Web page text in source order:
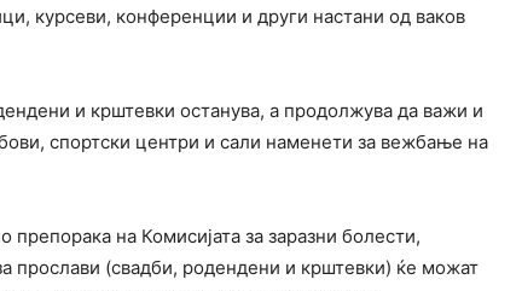
курсеви, конференции и други настани од ваков
и крштевки останува, а продолжува да важи и
спортски центри и сали наменети за вежбање на
на Комисијата за заразни болести,
прослави (свадби, родендени и крштевки) ќе можат